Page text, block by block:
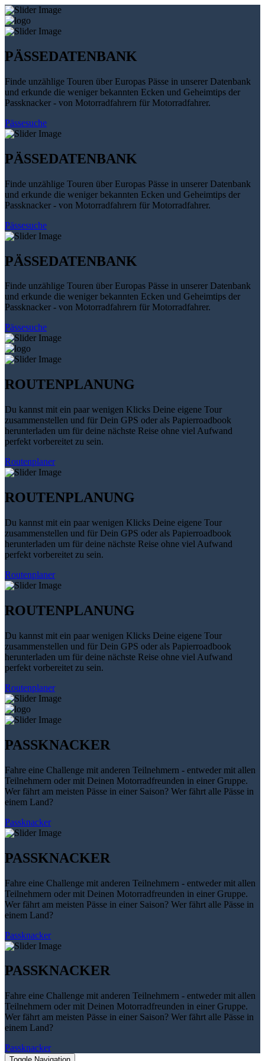
PÄSSEDATENBANK
Finde unzählige Touren über Europas Pässe in unserer Datenbank
und erkunde die weniger bekannten Ecken und Geheimtips der
Passknacker - von Motorradfahrern für Motorradfahrer.
Pässesuche
PÄSSEDATENBANK
Finde unzählige Touren über Europas Pässe in unserer Datenbank
und erkunde die weniger bekannten Ecken und Geheimtips der
Passknacker - von Motorradfahrern für Motorradfahrer.
Pässesuche
PÄSSEDATENBANK
Finde unzählige Touren über Europas Pässe in unserer Datenbank
und erkunde die weniger bekannten Ecken und Geheimtips der
Passknacker - von Motorradfahrern für Motorradfahrer.
Pässesuche
ROUTENPLANUNG
Du kannst mit ein paar wenigen Klicks Deine eigene Tour
zusammenstellen und für Dein GPS oder als Papierroadbook
herunterladen um für deine nächste Reise ohne viel Aufwand
perfekt vorbereitet zu sein.
Routenplaner
ROUTENPLANUNG
Du kannst mit ein paar wenigen Klicks Deine eigene Tour
zusammenstellen und für Dein GPS oder als Papierroadbook
herunterladen um für deine nächste Reise ohne viel Aufwand
perfekt vorbereitet zu sein.
Routenplaner
ROUTENPLANUNG
Du kannst mit ein paar wenigen Klicks Deine eigene Tour
zusammenstellen und für Dein GPS oder als Papierroadbook
herunterladen um für deine nächste Reise ohne viel Aufwand
perfekt vorbereitet zu sein.
Routenplaner
PASSKNACKER
Fahre eine Challenge mit anderen Teilnehmern - entweder mit allen
Teilnehmern oder mit Deinen Motorradfreunden in einer Gruppe.
Wer fährt am meisten Pässe in einer Saison? Wer fährt alle Pässe in
einem Land?
Passknacker
PASSKNACKER
Fahre eine Challenge mit anderen Teilnehmern - entweder mit allen
Teilnehmern oder mit Deinen Motorradfreunden in einer Gruppe.
Wer fährt am meisten Pässe in einer Saison? Wer fährt alle Pässe in
einem Land?
Passknacker
PASSKNACKER
Fahre eine Challenge mit anderen Teilnehmern - entweder mit allen
Teilnehmern oder mit Deinen Motorradfreunden in einer Gruppe.
Wer fährt am meisten Pässe in einer Saison? Wer fährt alle Pässe in
einem Land?
Passknacker